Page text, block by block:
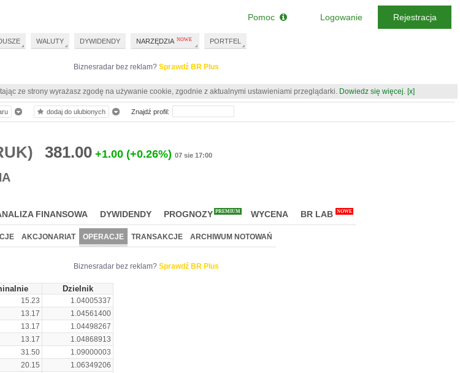
Biznesradar bez reklam? Sprawdź BR Plus
ze strony wyrażasz zgodę na używanie cookie, zgodnie z aktualnymi ustawieniami przeglądarki. Dowiedz się więcej. [x]
381.00 +1.00 (+0.26%) 07 sie 17:00
FINANSOWA DYWIDENDY PROGNOZY PREMIUM WYCENA BR LAB NOWE
AKCJONARIAT OPERACJE TRANSAKCJE ARCHIWUM NOTOWAŃ
Biznesradar bez reklam? Sprawdź BR Plus
Dzielnik
15.23
1.04005337
13.17
1.04561400
13.17
1.04498267
13.17
1.04868913
31.50
1.09000003
20.15
1.06349206
dodaj do ulubionych Znajdź profil:
WALUTY DYWIDENDY NARZĘDZIA PORTFEL
Pomoc Logowanie Rejestracja